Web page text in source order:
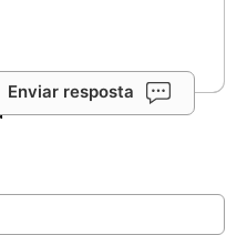
Enviar resposta